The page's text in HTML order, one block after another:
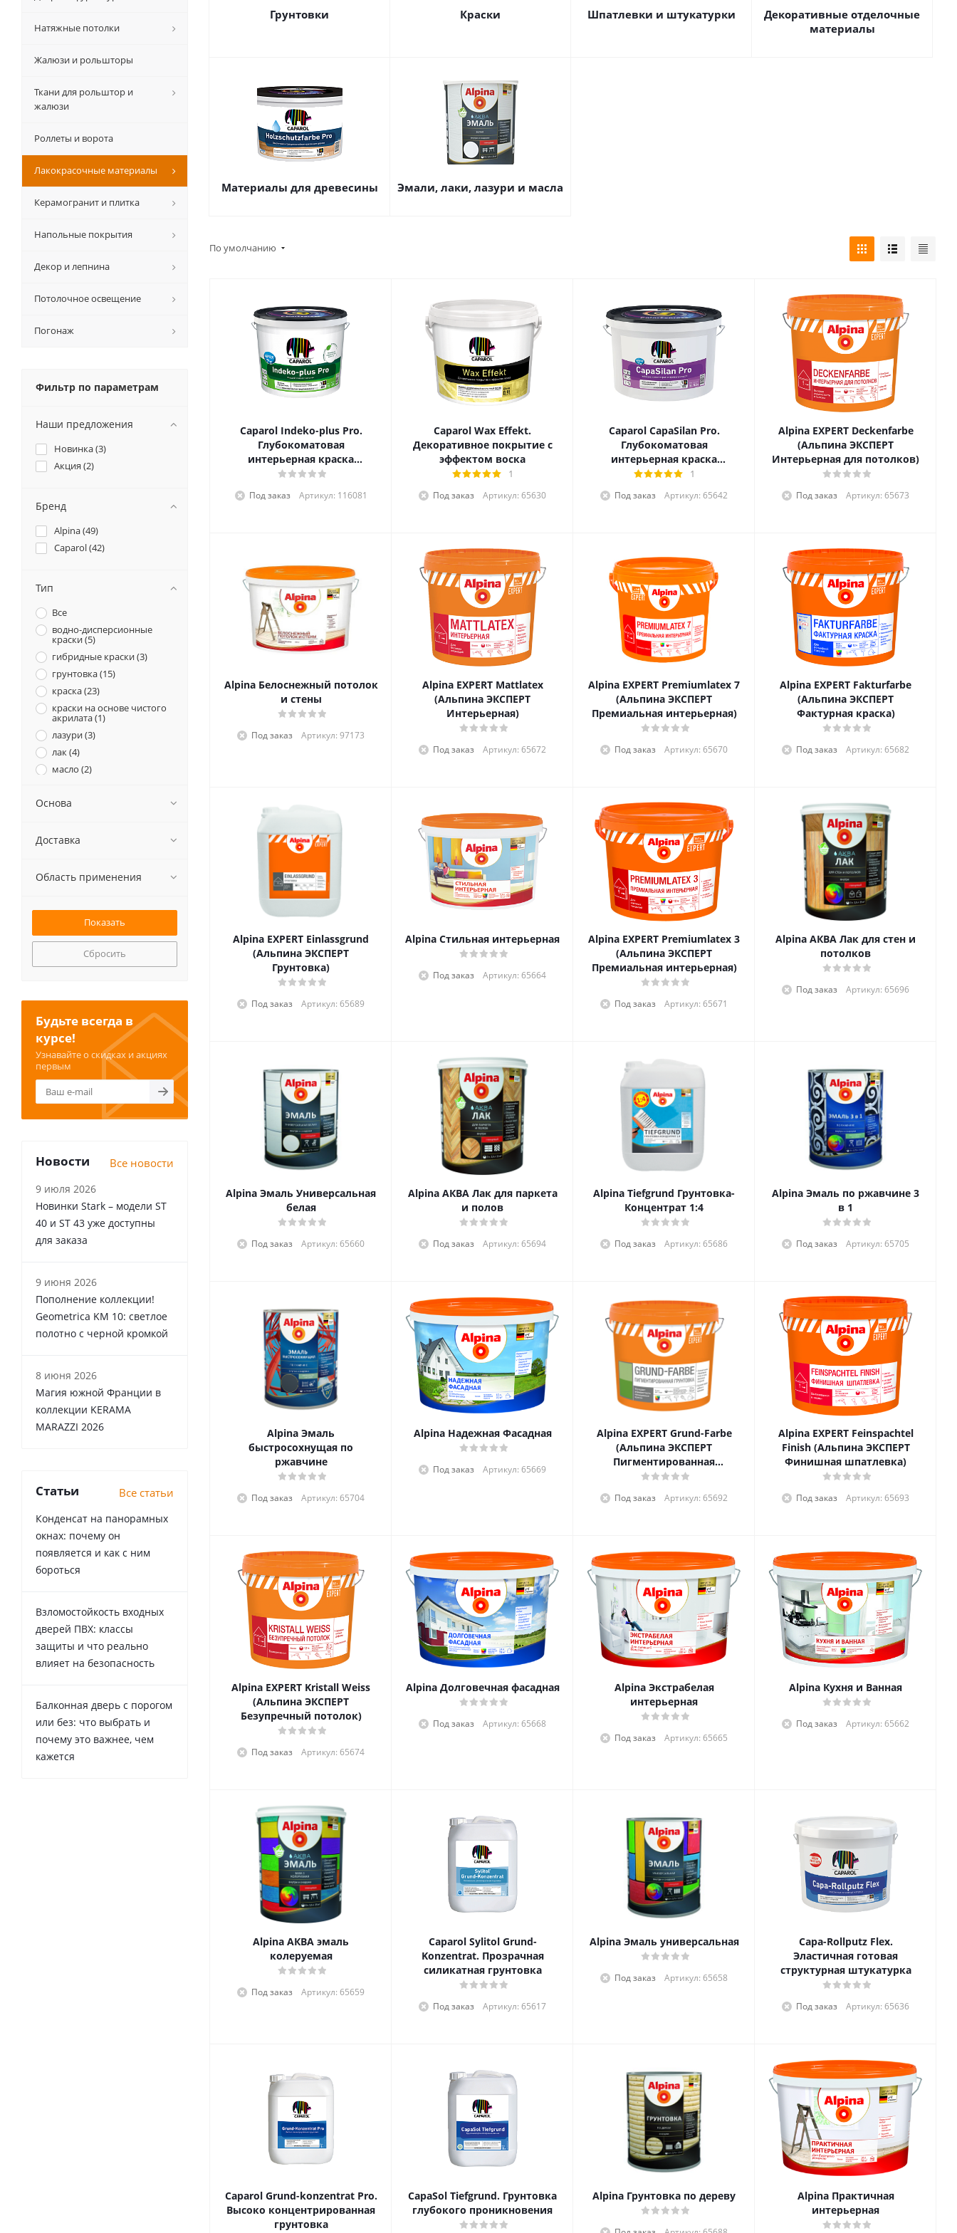
Грунтовки Краски Шпатлевки и штукатурки
Декоративные отделочные
материалы
Материалы для древесины Эмали, лаки, лазури и масла
По умолчанию
Caparol Indeko-plus Pro.
Глубокоматовая
интерьерная краска
премиального качества
Под заказ Артикул: 116081
Caparol Wax Effekt.
Декоративное покрытие с
эффектом воска
1
Под заказ Артикул: 65630
Caparol CapaSilan Pro.
Глубокоматовая
интерьерная краска
премиум-класса
1
Под заказ Артикул: 65642
Alpina EXPERT Deckenfarbe
(Альпина ЭКСПЕРТ
Интерьерная для потолков)
Под заказ Артикул: 65673
Alpina Белоснежный потолок
и стены
Под заказ Артикул: 97173
Alpina EXPERT Mattlatex
(Альпина ЭКСПЕРТ
Интерьерная)
Под заказ Артикул: 65672
Alpina EXPERT Premiumlatex 7
(Альпина ЭКСПЕРТ
Премиальная интерьерная)
Под заказ Артикул: 65670
Alpina EXPERT Fakturfarbe
(Альпина ЭКСПЕРТ
Фактурная краска)
Под заказ Артикул: 65682
Alpina EXPERT Einlassgrund
(Альпина ЭКСПЕРТ
Грунтовка)
Под заказ Артикул: 65689
Alpina Стильная интерьерная
Под заказ Артикул: 65664
Alpina EXPERT Premiumlatex 3
(Альпина ЭКСПЕРТ
Премиальная интерьерная)
Под заказ Артикул: 65671
Alpina АКВА Лак для стен и
потолков
Под заказ Артикул: 65696
Alpina Эмаль Универсальная
белая
Под заказ Артикул: 65660
Alpina АКВА Лак для паркета
и полов
Под заказ Артикул: 65694
Alpina Tiefgrund Грунтовка-
Концентрат 1:4
Под заказ Артикул: 65686
Alpina Эмаль по ржавчине 3
в 1
Под заказ Артикул: 65705
Alpina Эмаль
быстросохнущая по
ржавчине
Под заказ Артикул: 65704
Alpina Надежная Фасадная
Под заказ Артикул: 65669
Alpina EXPERT Grund-Farbe
(Альпина ЭКСПЕРТ
Пигментированная
грунтовка)
Под заказ Артикул: 65692
Alpina EXPERT Feinspachtel
Finish (Альпина ЭКСПЕРТ
Финишная шпатлевка)
Под заказ Артикул: 65693
Alpina EXPERT Kristall Weiss
(Альпина ЭКСПЕРТ
Безупречный потолок)
Под заказ Артикул: 65674
Alpina Долговечная фасадная
Под заказ Артикул: 65668
Alpina Экстрабелая
интерьерная
Под заказ Артикул: 65665
Alpina Кухня и Ванная
Под заказ Артикул: 65662
Alpina АКВА эмаль
колеруемая
Под заказ Артикул: 65659
Caparol Sylitol Grund-
Konzentrat. Прозрачная
силикатная грунтовка
Под заказ Артикул: 65617
Alpina Эмаль универсальная
Под заказ Артикул: 65658
Capa-Rollputz Flex.
Эластичная готовая
структурная штукатурка
Под заказ Артикул: 65636
Caparol Grund-konzentrat Pro.
Высоко концентрированная
грунтовка
CapaSol Tiefgrund. Грунтовка
глубокого проникновения
Alpina Грунтовка по дереву
Alpina Практичная
интерьерная
Натяжные потолки
Жалюзи и рольшторы
Ткани для рольштор и
жалюзи
Роллеты и ворота
Лакокрасочные материалы
Керамогранит и плитка
Напольные покрытия
Декор и лепнина
Потолочное освещение
Погонаж
Фильтр по параметрам
Наши предложения
Новинка (3)
Акция (2)
Бренд
Alpina (49)
Caparol (42)
Тип
Все
водно-дисперсионные
краски (5)
гибридные краски (3)
грунтовка (15)
краска (23)
краски на основе чистого
акрилата (1)
лазури (3)
лак (4)
масло (2)
силикатные краски (
стеклообои и флизы (
краски (5)
венецианские штукатурки
(3)
штукатурная смесь (
эмали (8)
Основа
Доставка
Область применения
Сбросить
Будьте всегда в
курсе!
Узнавайте о скидках и акциях
первым
Новости Все новости
9 июля 2026
Новинки Stark – модели ST
40 и ST 43 уже доступны
для заказа
9 июня 2026
Пополнение коллекции!
Geometrica KM 10: светлое
полотно с черной кромкой
8 июня 2026
Магия южной Франции в
коллекции KERAMA
MARAZZI 2026
Статьи Все статьи
Конденсат на панорамных
окнах: почему он
появляется и как с ним
бороться
Взломостойкость входных
дверей ПВХ: классы
защиты и что реально
влияет на безопасность
Балконная дверь с порогом
или без: что выбрать и
почему это важнее, чем
кажется